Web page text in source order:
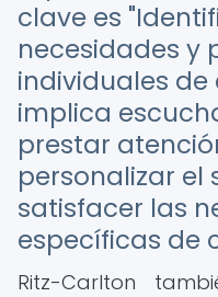
clave es
necesidades y
individuales de
implica
prestar
personalizar el
satisfacer las
específicas de
Ritz-Carlton